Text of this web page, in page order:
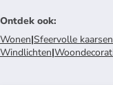
Ontdek ook:
Wonen|Sfeervolle
Windlichten|